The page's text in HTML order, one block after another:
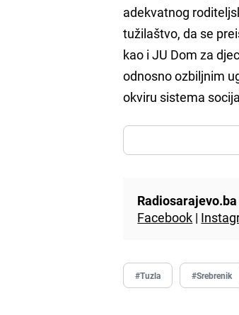
adekvatnog
tužilaštvo, da se
kao i JU Dom za
odnosno ozbiljnim
okviru sistema
Radiosarajevo.ba
Facebook |
#Tuzla #Srebrenik